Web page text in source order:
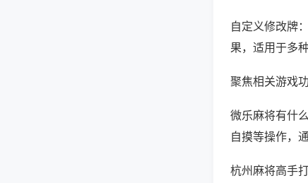
自定义修改牌
果，适用于多
聚焦相关游戏
微乐麻将有什
自摸等操作，
杭州麻将高手